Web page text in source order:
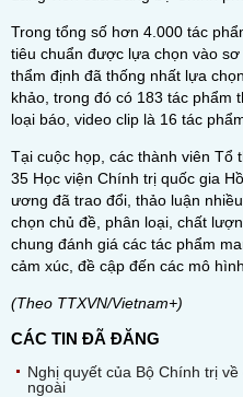
Trong tổng số hơn 4.000 tác
tiêu chuẩn được lựa chọn vào
thẩm định đã thống nhất lựa
khảo, trong đó có 183 tác phẩm
loại báo, video clip là 16 tác
Tại cuộc họp, các thành viên Tổ
35 Học viện Chính trị quốc gia
ương đã trao đổi, thảo luận
chọn chủ đề, phân loại, chất
chung đánh giá các tác phẩm
cảm xúc, đề cập đến các mô
(Theo TTXVN/Vietnam+)
CÁC TIN ĐÃ ĐĂNG
Nghị quyết của Bộ Chính trị
ngoài